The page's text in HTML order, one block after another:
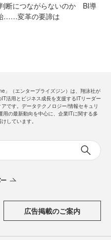
断につながらないのか BI導
……変革の要諦は
」（エンタープライズジン）は、翔泳社が
活用とビジネス成長を支援するITリーダー
です。データテクノロジー/情報セキュリ
用の最新動向を中心に、企業ITに関する多
しています。
広告掲載のご案内